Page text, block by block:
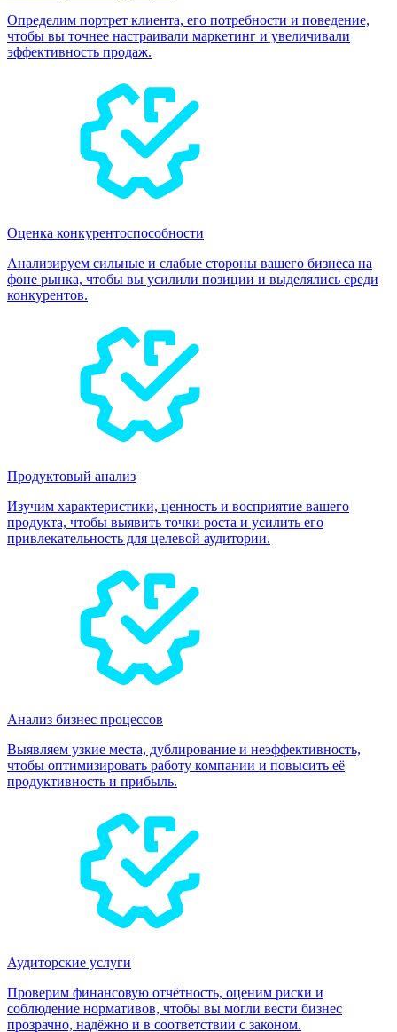
Определим портрет клиента, его потребности и поведение,
чтобы вы точнее настраивали маркетинг и увеличивали
эффективность продаж.
Оценка конкурентоспособности
Анализируем сильные и слабые стороны вашего бизнеса на
фоне рынка, чтобы вы усилили позиции и выделялись среди
конкурентов.
Продуктовый анализ
Изучим характеристики, ценность и восприятие вашего
продукта, чтобы выявить точки роста и усилить его
привлекательность для целевой аудитории.
Анализ бизнес процессов
Выявляем узкие места, дублирование и неэффективность,
чтобы оптимизировать работу компании и повысить её
продуктивность и прибыль.
Аудиторские услуги
Проверим финансовую отчётность, оценим риски и
соблюдение нормативов, чтобы вы могли вести бизнес
прозрачно, надёжно и в соответствии с законом.